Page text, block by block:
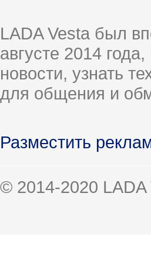
LADA Vesta был
августе 2014
новости, узнать
для общения и
Разместить
© 2014-2020